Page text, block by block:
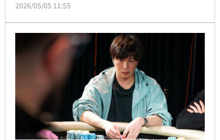
遺憾與冠軍失之交臂，但仍獲得了 11 萬 1,720 澳幣
2026/05/05 11:55